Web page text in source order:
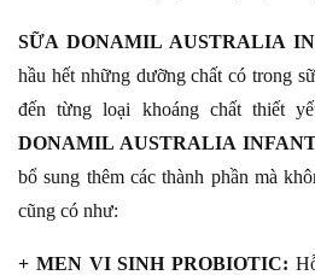
SỮA DONAMIL AUSTRALIA
hầu hết những dưỡng chất có trong
đến từng loại khoáng chất thiết
DONAMIL AUSTRALIA
bổ sung thêm các thành phần mà
cũng có như:
+ MEN VI SINH PROBIOTIC: